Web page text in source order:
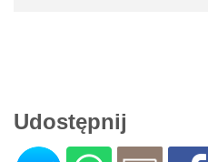
Udostępnij